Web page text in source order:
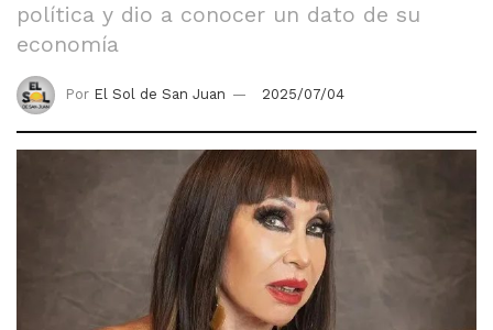
política y dio a conocer un dato de su
economía
Por El Sol de San Juan 2025/07/04